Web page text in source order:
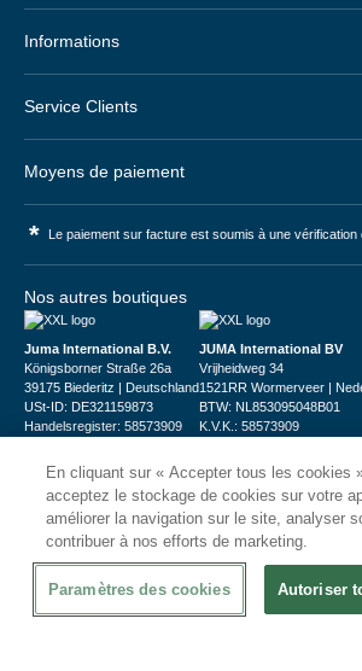
Informations
Service Clients
Moyens de paiement
* Le paiement sur facture est soumis à une vérification
Nos autres boutiques
Juma International B.V.
Königsborner Straße 26a
39175 Biederitz | Deutschland
USt-ID: DE321159873
Handelsregister: 58573909
JUMA International BV
Vrijheidweg 34
1521RR Wormerveer |
BTW: NL853095048B01
K.V.K.: 58573909
© 2026CHRshop
En cliquant sur « Accepter tous les cookies
acceptez le stockage de cookies sur votre
améliorer la navigation sur le site, analyser
contribuer à nos efforts de marketing.
Paramètres des cookies Autoriser